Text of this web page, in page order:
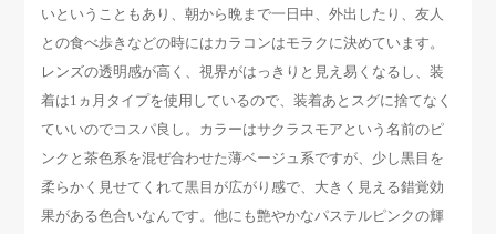
いということもあり、朝から晩まで一日中、外出したり、友人
との食べ歩きなどの時にはカラコンはモラクに決めています。
レンズの透明感が高く、視界がはっきりと見え易くなるし、装
着は1ヵ月タイプを使用しているので、装着あとスグに捨てなく
ていいのでコスパ良し。カラーはサクラスモアという名前のピ
ンクと茶色系を混ぜ合わせた薄ベージュ系ですが、少し黒目を
柔らかく見せてくれて黒目が広がり感で、大きく見える錯覚効
果がある色合いなんです。他にも艶やかなパステルピンクの輝